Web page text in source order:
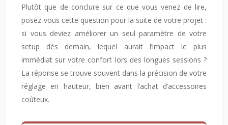
Plutôt que de conclure sur ce que vous venez de lire,
posez-vous cette question pour la suite de votre projet :
si vous deviez améliorer un seul paramètre de votre
setup dès demain, lequel aurait l’impact le plus
immédiat sur votre confort lors des longues sessions ?
La réponse se trouve souvent dans la précision de votre
réglage en hauteur, bien avant l’achat d’accessoires
coûteux.